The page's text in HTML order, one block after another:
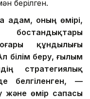
берілген.
адам, оның өмірі,
құндылығы
білім беру, ғылым
стратегиялық
белгіленген, —
және өмір сапасы